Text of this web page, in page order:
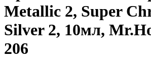
Metallic 2, Super
Silver 2, 10мл,
206